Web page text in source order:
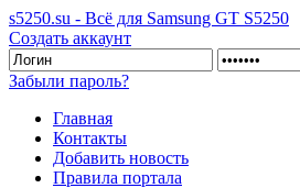
s5250.su - Всё для Samsung GT S5250
Создать аккаунт
Забыли пароль?
Главная
Контакты
Добавить новость
Правила портала